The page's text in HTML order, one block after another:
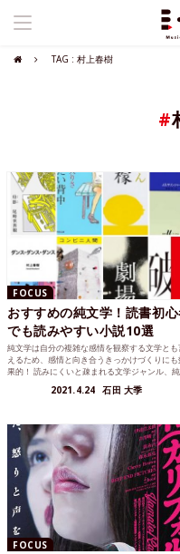
TAG : 村上春樹
#
FOCUS
おすすめの純文学！読書初
でも読みやすい小説10選
純文学は自分の複雑な感情を観察する文学とも
えるため、感情と向き合うきっかけづくりにも
果的！ 読みにくいと疎まれる文学ジャンル、
2021.4.24 石田 大季
FOCUS